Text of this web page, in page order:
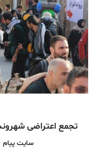
تجمع اعتراضی
سایت پیام